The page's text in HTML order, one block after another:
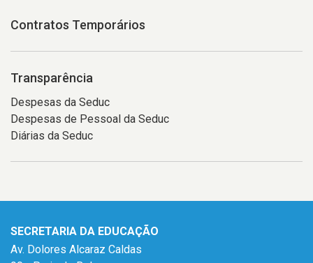
Contratos Temporários
Transparência
Despesas da Seduc
Despesas de Pessoal da Seduc
Diárias da Seduc
SECRETARIA DA EDUCAÇÃO
Av. Dolores Alcaraz Caldas